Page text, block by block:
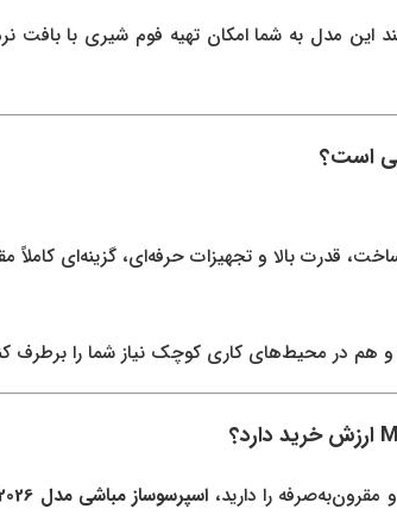
این مدل به شما امکان تهیه فوم شیری با
قدرت بالا و تجهیزات حرفه‌ای، گزینه‌ای
و هم در محیط‌های کاری کوچک نیاز شما را برطرف
را دارید، اسپرسوساز مباشی مدل ME-ECM2026